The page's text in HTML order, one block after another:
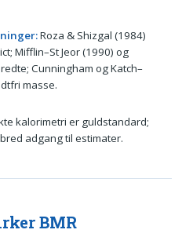
Roza & Shizgal (1984)
Mifflin–St Jeor (1990) og
Cunningham og Katch–
masse.
kalorimetri er guldstandard;
adgang til estimater.
BMR